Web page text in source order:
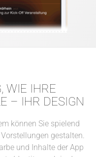
WIE IHRE
– IHR DESIGN
können Sie spielend
gestalten.
und Inhalte der App